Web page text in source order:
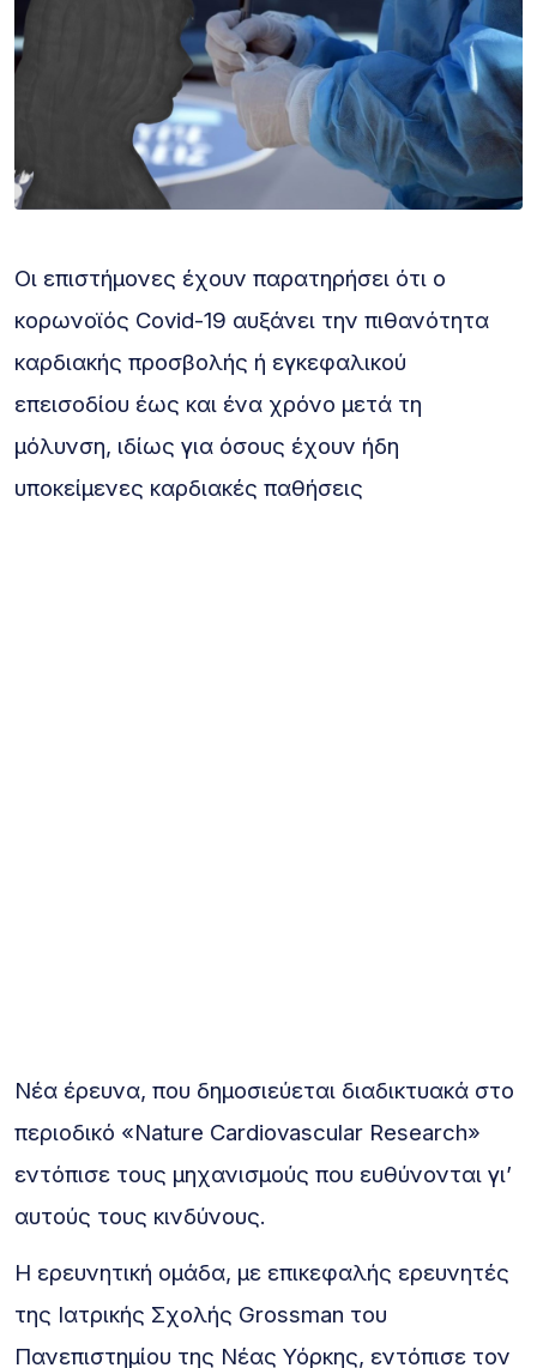
Οι επιστήμονες έχουν παρατηρήσει ότι ο
κορωνοϊός Covid-19 αυξάνει την πιθανότητα
καρδιακής προσβολής ή εγκεφαλικού
επεισοδίου έως και ένα χρόνο μετά τη
μόλυνση, ιδίως για όσους έχουν ήδη
υποκείμενες καρδιακές παθήσεις
Νέα έρευνα, που δημοσιεύεται διαδικτυακά στο
περιοδικό «Nature Cardiovascular Research»
εντόπισε τους μηχανισμούς που ευθύνονται γι’
αυτούς τους κινδύνους.
Η ερευνητική ομάδα, με επικεφαλής ερευνητές
της Ιατρικής Σχολής Grossman του
Πανεπιστημίου της Νέας Υόρκης, εντόπισε τον